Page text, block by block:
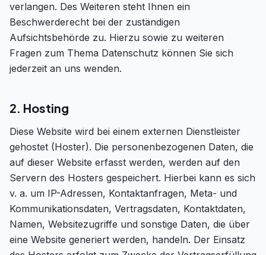
verlangen. Des Weiteren steht Ihnen ein
Beschwerderecht bei der zuständigen
Aufsichtsbehörde zu. Hierzu sowie zu weiteren
Fragen zum Thema Datenschutz können Sie sich
jederzeit an uns wenden.
2. Hosting
Diese Website wird bei einem externen Dienstleister
gehostet (Hoster). Die personenbezogenen Daten, die
auf dieser Website erfasst werden, werden auf den
Servern des Hosters gespeichert. Hierbei kann es sich
v. a. um IP-Adressen, Kontaktanfragen, Meta- und
Kommunikationsdaten, Vertragsdaten, Kontaktdaten,
Namen, Websitezugriffe und sonstige Daten, die über
eine Website generiert werden, handeln. Der Einsatz